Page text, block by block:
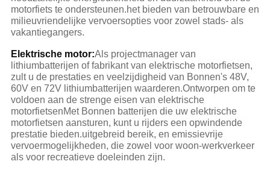
motorfiets te ondersteunen.het bieden van betrouwbare en
milieuvriendelijke vervoersopties voor zowel stads- als
vakantiegangers.
Elektrische motor:Als projectmanager van
lithiumbatterijen of fabrikant van elektrische motorfietsen,
zult u de prestaties en veelzijdigheid van Bonnen's 48V,
60V en 72V lithiumbatterijen waarderen.Ontworpen om te
voldoen aan de strenge eisen van elektrische
motorfietsenMet Bonnen batterijen die uw elektrische
motorfietsen aansturen, kunt u rijders een opwindende
prestatie bieden.uitgebreid bereik, en emissievrije
vervoermogelijkheden, die zowel voor woon-werkverkeer
als voor recreatieve doeleinden zijn.